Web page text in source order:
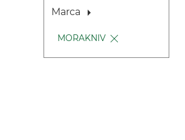
Marca
MORAKNIV